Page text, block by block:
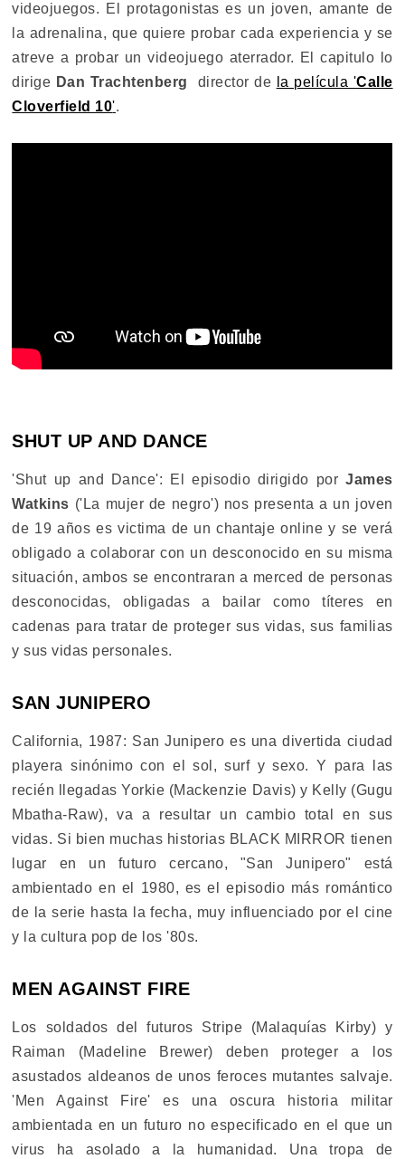
videojuegos. El protagonistas es un joven, amante de
la adrenalina, que quiere probar cada experiencia y se
atreve a probar un videojuego aterrador. El capitulo lo
dirige Dan Trachtenberg director de la película 'Calle
Cloverfield 10'.
SHUT UP AND DANCE
'Shut up and Dance': El episodio dirigido porJames
Watkins ('La mujer de negro') nos presenta a un joven
de 19 años es victima de un chantaje online y se verá
obligado a colaborar con un desconocido en su misma
situación, ambos se encontraran a merced de personas
desconocidas, obligadas a bailar como títeres en
cadenas para tratar de proteger sus vidas, sus familias
y sus vidas personales.
SAN JUNIPERO
California, 1987: San Junipero es una divertida ciudad
playera sinónimo con el sol, surf y sexo. Y para las
recién llegadas Yorkie (Mackenzie Davis) y Kelly (Gugu
Mbatha-Raw), va a resultar un cambio total en sus
vidas. Si bien muchas historias BLACK MIRROR tienen
lugar en un futuro cercano, "San Junipero" está
ambientado en el 1980, es el episodio más romántico
de la serie hasta la fecha, muy influenciado por el cine
y la cultura pop de los '80s.
MEN AGAINST FIRE
Los soldados del futuros Stripe (Malaquías Kirby) y
Raiman (Madeline Brewer) deben proteger a los
asustados aldeanos de unos feroces mutantes salvaje.
'Men Against Fire' es una oscura historia militar
ambientada en un futuro no especificado en el que un
virus ha asolado a la humanidad. Una tropa de